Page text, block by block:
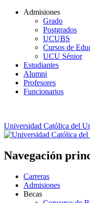
Admisiones
Grado
Postgrados
UCUBS
Cursos de
UCU Sénior
Estudiantes
Alumni
Profesores
Funcionarios
Universidad Católica del
Navegación
Carreras
Admisiones
Becas